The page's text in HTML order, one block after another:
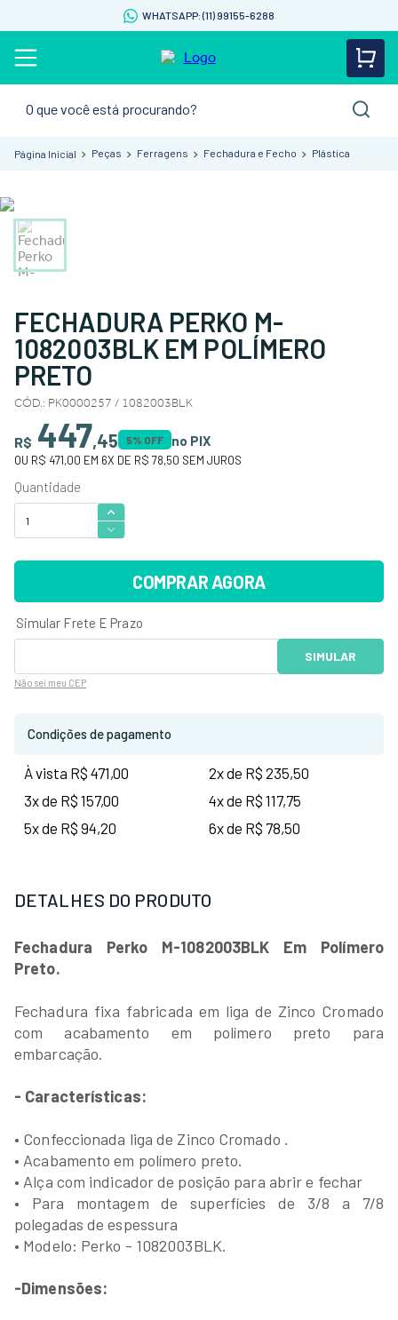
WHATSAPP: (11) 99155-6288
Peças Ferragens Fechadura e Fecho Plástica
FECHADURA PERKO M-
1082003BLK EM POLÍMERO
PRETO
CÓD.: PK0000257 / 1082003BLK
R$ 447,45 5% OFF no PIX
OU R$ 471,00 EM 6X DE R$ 78,50 SEM JUROS
COMPRAR AGORA
Não sei meu CEP
Condições de pagamento
À vista R$ 471,00
2x de R$ 235,50
3x de R$ 157,00
4x de R$ 117,75
5x de R$ 94,20
6x de R$ 78,50
DETALHES DO PRODUTO
Fechadura Perko M-1082003BLK Em Polímero
Preto.
Fechadura fixa fabricada em liga de Zinco Cromado
com acabamento em polímero preto para
embarcação.
- Características:
• Confeccionada liga de Zinco Cromado .
• Acabamento em polímero preto.
• Alça com indicador de posição para abrir e fechar
• Para montagem de superfícies de 3/8 a 7/8
polegadas de espessura
• Modelo: Perko - 1082003BLK.
-Dimensões: